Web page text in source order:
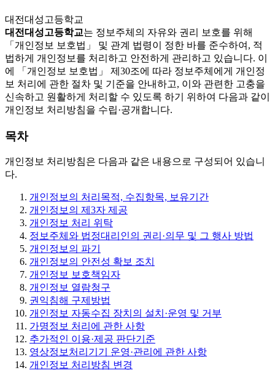
대전대성고등학교
대전대성고등학교는 정보주체의 자유와 권리 보호를 위해
「개인정보 보호법」 및 관계 법령이 정한 바를 준수하여, 적
법하게 개인정보를 처리하고 안전하게 관리하고 있습니다. 이
에 「개인정보 보호법」 제30조에 따라 정보주체에게 개인정
보 처리에 관한 절차 및 기준을 안내하고, 이와 관련한 고충을
신속하고 원활하게 처리할 수 있도록 하기 위하여 다음과 같이
개인정보 처리방침을 수립·공개합니다.
목차
개인정보 처리방침은 다음과 같은 내용으로 구성되어 있습니
다.
개인정보의 처리목적, 수집항목, 보유기간
개인정보의 제3자 제공
개인정보 처리 위탁
정보주체와 법정대리인의 권리·의무 및 그 행사 방법
개인정보의 파기
개인정보의 안전성 확보 조치
개인정보 보호책임자
개인정보 열람청구
권익침해 구제방법
개인정보 자동수집 장치의 설치·운영 및 거부
가명정보 처리에 관한 사항
추가적인 이용·제공 판단기준
영상정보처리기기 운영·관리에 관한 사항
개인정보 처리방침 변경